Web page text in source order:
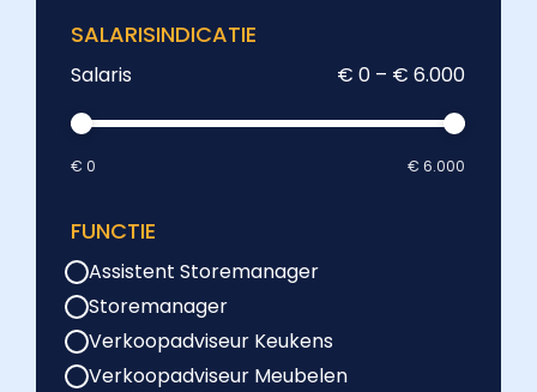
SALARISINDICATIE
Salaris € 0 – € 6.000
€ 0 € 6.000
FUNCTIE
Assistent Storemanager
Storemanager
Verkoopadviseur Keukens
Verkoopadviseur Meubelen